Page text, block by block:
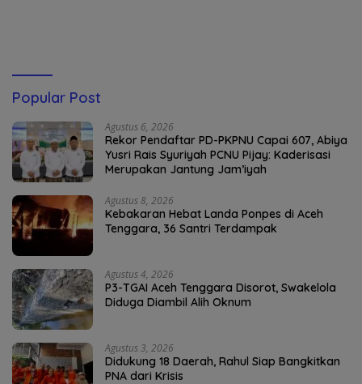
Popular Post
Agustus 6, 2026
Rekor Pendaftar PD-PKPNU Capai 607, Abiya
Yusri Rais Syuriyah PCNU Pijay: Kaderisasi
Merupakan Jantung Jam’iyah
Agustus 8, 2026
Kebakaran Hebat Landa Ponpes di Aceh
Tenggara, 36 Santri Terdampak
Agustus 4, 2026
P3-TGAI Aceh Tenggara Disorot, Swakelola
Diduga Diambil Alih Oknum
Agustus 3, 2026
Didukung 18 Daerah, Rahul Siap Bangkitkan
PNA dari Krisis